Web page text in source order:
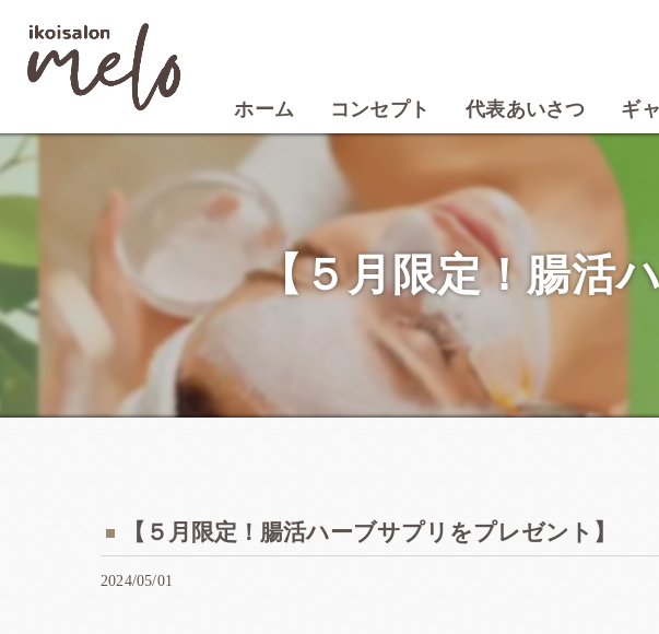
ホーム コンセプト 代表あいさつ ギ
【５月限定！腸活
【５月限定！腸活ハーブサプリをプレゼント】
2024/05/01